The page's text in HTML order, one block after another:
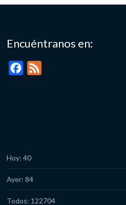
Encuéntranos en:
o
k
Hoy: 40
Ayer: 84
Todos: 122704